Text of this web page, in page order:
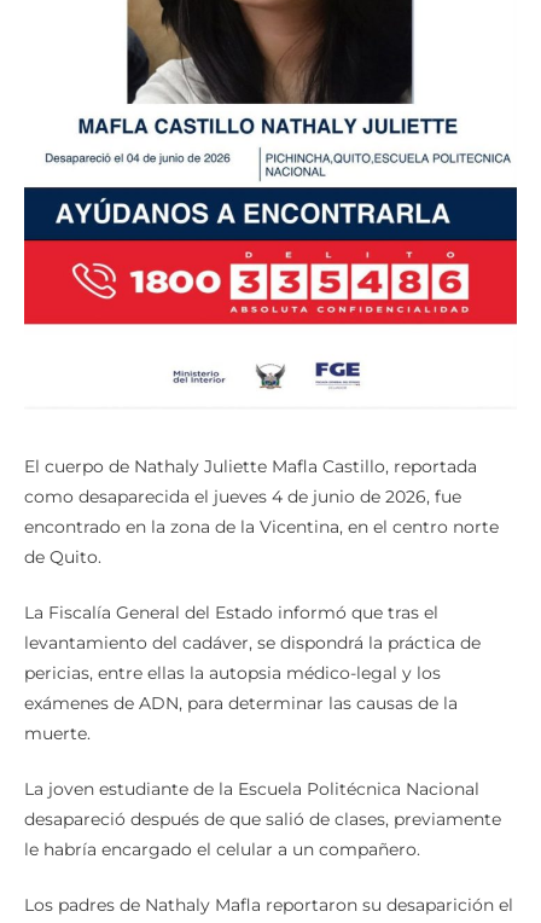
El cuerpo de Nathaly Juliette Mafla Castillo, reportada
como desaparecida el jueves 4 de junio de 2026, fue
encontrado en la zona de la Vicentina, en el centro norte
de Quito.
La Fiscalía General del Estado informó que tras el
levantamiento del cadáver, se dispondrá la práctica de
pericias, entre ellas la autopsia médico-legal y los
exámenes de ADN, para determinar las causas de la
muerte.
La joven estudiante de la Escuela Politécnica Nacional
desapareció después de que salió de clases, previamente
le habría encargado el celular a un compañero.
Los padres de Nathaly Mafla reportaron su desaparición el